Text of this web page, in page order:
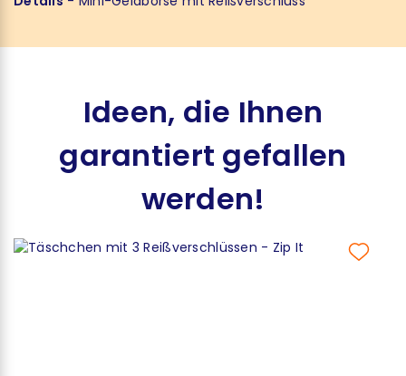
Ideen, die Ihnen
garantiert gefallen
werden!